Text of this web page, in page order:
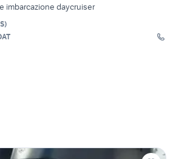
imbarcazione daycruiser
)